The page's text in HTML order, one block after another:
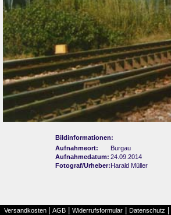
Bildinformationen:
Aufnahmeort:
Burgau
Aufnahmedatum: 24.09.2014
Fotograf/Urheber:Harald Müller
Versandkosten AGB Widerrufsformular Datenschutz